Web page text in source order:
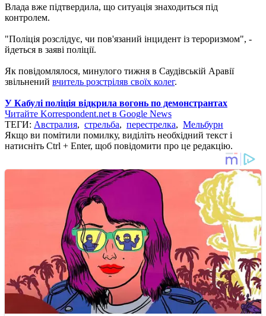
Влада вже підтвердила, що ситуація знаходиться під
контролем.
"Поліція розслідує, чи пов'язаний інцидент із тероризмом", -
йдеться в заяві поліції.
Як повідомлялося, минулого тижня в Саудівській Аравії
звільнений вчитель розстріляв своїх колег.
У Кабулі поліція відкрила вогонь по демонстрантах
Читайте Korrespondent.net в Google News
ТЕГИ: Австралия, стрельба, перестрелка, Мельбурн
Якщо ви помітили помилку, виділіть необхідний текст і
натисніть Ctrl + Enter, щоб повідомити про це редакцію.